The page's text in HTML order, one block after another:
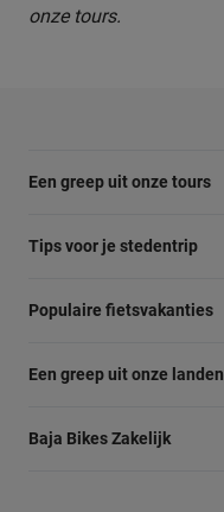
onze tours.
Een greep uit onze tours
Barcelona Panorama tour
Dublin fietstour
Kaapstad Township tour
Tips voor je stedentrip
Wat te doen in Amsterdam
Wat te doen in Berlijn
Wat te doen in Boedapest
Populaire fietsvakanties
Fietsvakantie Duitsland
Fietsvakantie Italie
Een greep uit onze landen
Belgie
Baja Bikes Zakelijk